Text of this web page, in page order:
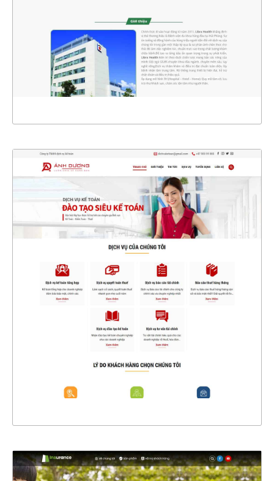
CHI TIẾT
XEM THỰC TẾ
4426
CHI TIẾT
XEM THỰC TẾ